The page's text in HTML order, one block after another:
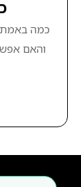
כמה באמת
והאם